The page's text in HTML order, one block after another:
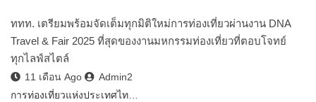
ททท. เตรียมพร้อมจัดเต็มทุกมิติใหม่การท่องเที่ยวผ่านงาน DNA
Travel & Fair 2025 ที่สุดของงานมหกรรมท่องเที่ยวที่ตอบโจทย์
ทุกไลฟ์สไตล์
11 เดือน Ago
Admin2
การท่องเที่ยวแห่งประเทศไท…